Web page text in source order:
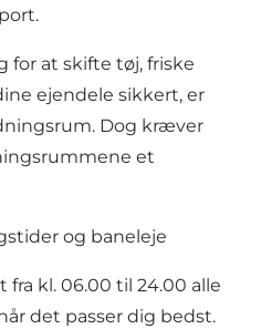
for at skifte tøj, friske
ejendele sikkert, er
. Dog kræver
et
og baneleje
kl. 06.00 til 24.00 alle
det passer dig bedst.